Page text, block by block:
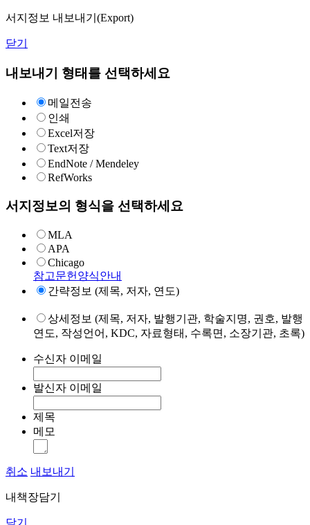
서지정보 내보내기(Export)
닫기
내보내기 형태를 선택하세요
메일전송
인쇄
Excel저장
Text저장
EndNote / Mendeley
RefWorks
서지정보의 형식을 선택하세요
MLA
APA
Chicago
참고문헌양식안내
간략정보 (제목, 저자, 연도)
상세정보 (제목, 저자, 발행기관, 학술지명, 권호, 발행
연도, 작성언어, KDC, 자료형태, 수록면, 소장기관, 초록)
수신자 이메일
발신자 이메일
제목
메모
취소 내보내기
내책장담기